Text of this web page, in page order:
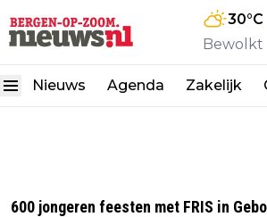
30°C
Bewolkt
Nieuws Agenda Zakelijk
600 jongeren feesten met FRIS in